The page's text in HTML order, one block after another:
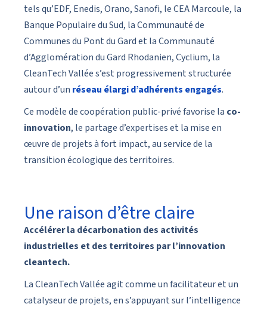
tels qu’EDF, Enedis, Orano, Sanofi, le CEA Marcoule, la
Banque Populaire du Sud, la Communauté de
Communes du Pont du Gard et la Communauté
d’Agglomération du Gard Rhodanien, Cyclium, la
CleanTech Vallée s’est progressivement structurée
autour d’un réseau élargi d’adhérents engagés.
Ce modèle de coopération public-privé favorise la co-
innovation, le partage d’expertises et la mise en
œuvre de projets à fort impact, au service de la
transition écologique des territoires.
Une raison d’être claire
Accélérer la décarbonation des activités
industrielles et des territoires par l’innovation
cleantech.
La CleanTech Vallée agit comme un facilitateur et un
catalyseur de projets, en s’appuyant sur l’intelligence